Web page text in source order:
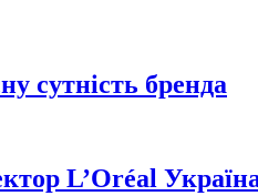
сутність бренда
L’Оréal